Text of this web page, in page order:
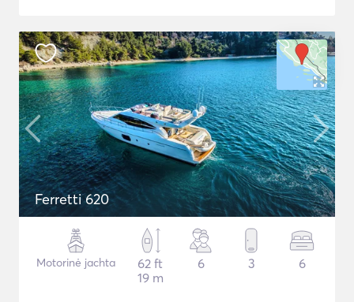
Ferretti 620
Motorinė jachta
62 ft
19 m
6 3 6